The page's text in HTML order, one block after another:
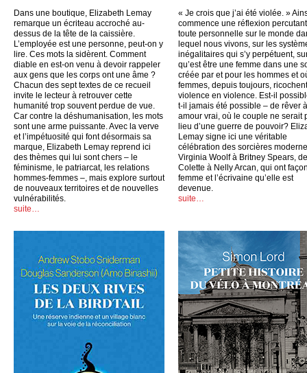
Dans une boutique, Elizabeth Lemay
remarque un écriteau accroché au-
dessus de la tête de la caissière.
L’employée est une personne, peut-on y
lire. Ces mots la sidèrent. Comment
diable en est-on venu à devoir rappeler
aux gens que les corps ont une âme ?
Chacun des sept textes de ce recueil
invite le lecteur à retrouver cette
humanité trop souvent perdue de vue.
Car contre la déshumanisation, les mots
sont une arme puissante. Avec la verve
et l’impétuosité qui font désormais sa
marque, Elizabeth Lemay reprend ici
des thèmes qui lui sont chers – le
féminisme, le patriarcat, les relations
hommes-femmes –, mais explore surtout
de nouveaux territoires et de nouvelles
vulnérabilités.
suite…
« Je crois que j’ai été violée. »
commence une réflexion
toute personnelle sur le monde
lequel nous vivons, sur les
inégalitaires qui s’y perpétuent,
qu’est être une femme dans une
créée par et pour les hommes et
femmes, depuis toujours,
violence en violence. Est-il
t-il jamais été possible – de rêver
amour vrai, où le couple ne serait
lieu d’une guerre de pouvoir?
Lemay signe ici une véritable
célébration des sorcières
Virginia Woolf à Britney Spears, de
Colette à Nelly Arcan, qui ont
femme et l’écrivaine qu’elle est
devenue.
suite…